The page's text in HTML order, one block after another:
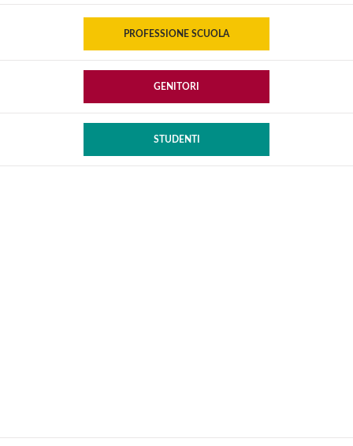
PROFESSIONE SCUOLA
GENITORI
STUDENTI